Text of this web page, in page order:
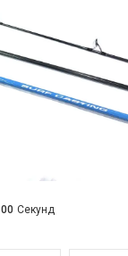
00 Секунд